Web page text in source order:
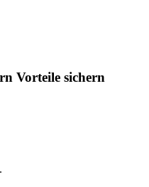
Vorteile sichern